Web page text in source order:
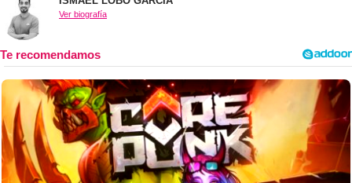
Ver biografía